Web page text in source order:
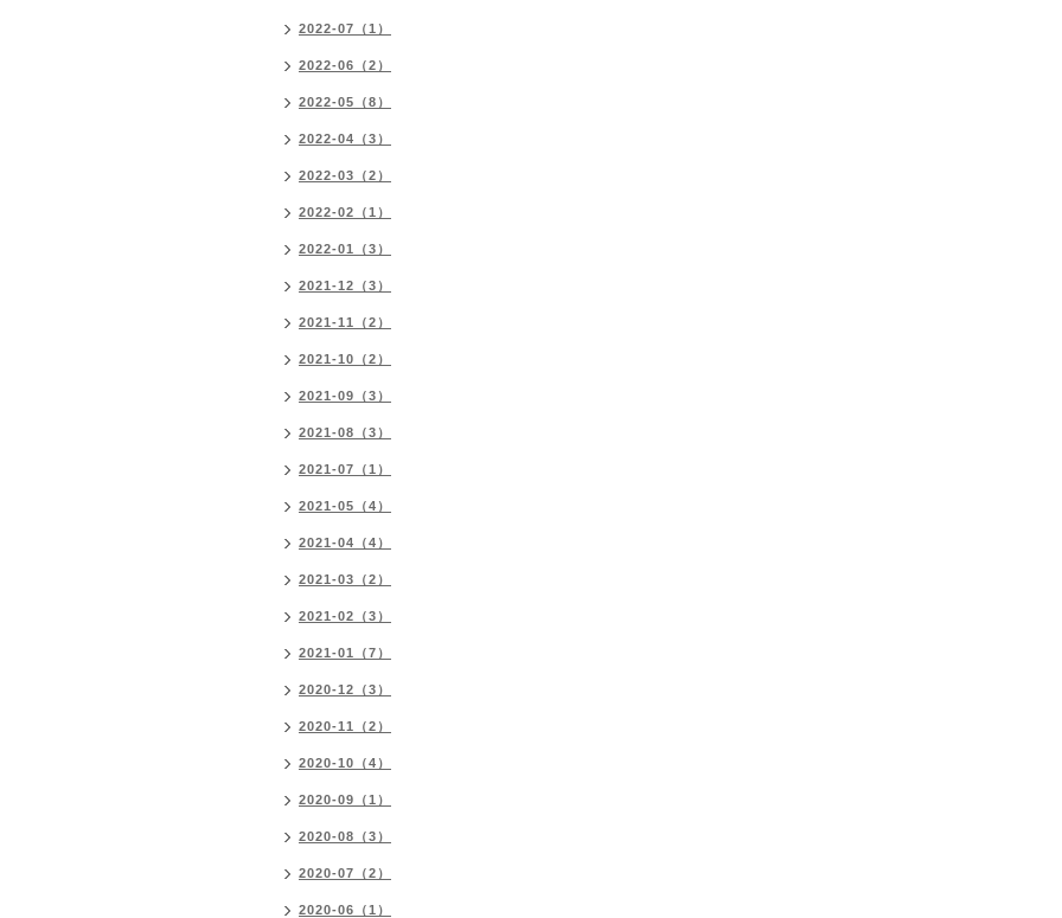
2022-07（1）
2022-06（2）
2022-05（8）
2022-04（3）
2022-03（2）
2022-02（1）
2022-01（3）
2021-12（3）
2021-11（2）
2021-10（2）
2021-09（3）
2021-08（3）
2021-07（1）
2021-05（4）
2021-04（4）
2021-03（2）
2021-02（3）
2021-01（7）
2020-12（3）
2020-11（2）
2020-10（4）
2020-09（1）
2020-08（3）
2020-07（2）
2020-06（1）